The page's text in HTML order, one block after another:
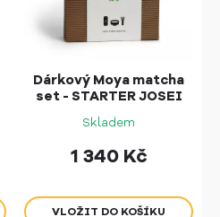
Dárkový Moya matcha
set - STARTER JOSEI
Skladem
1 340 Kč